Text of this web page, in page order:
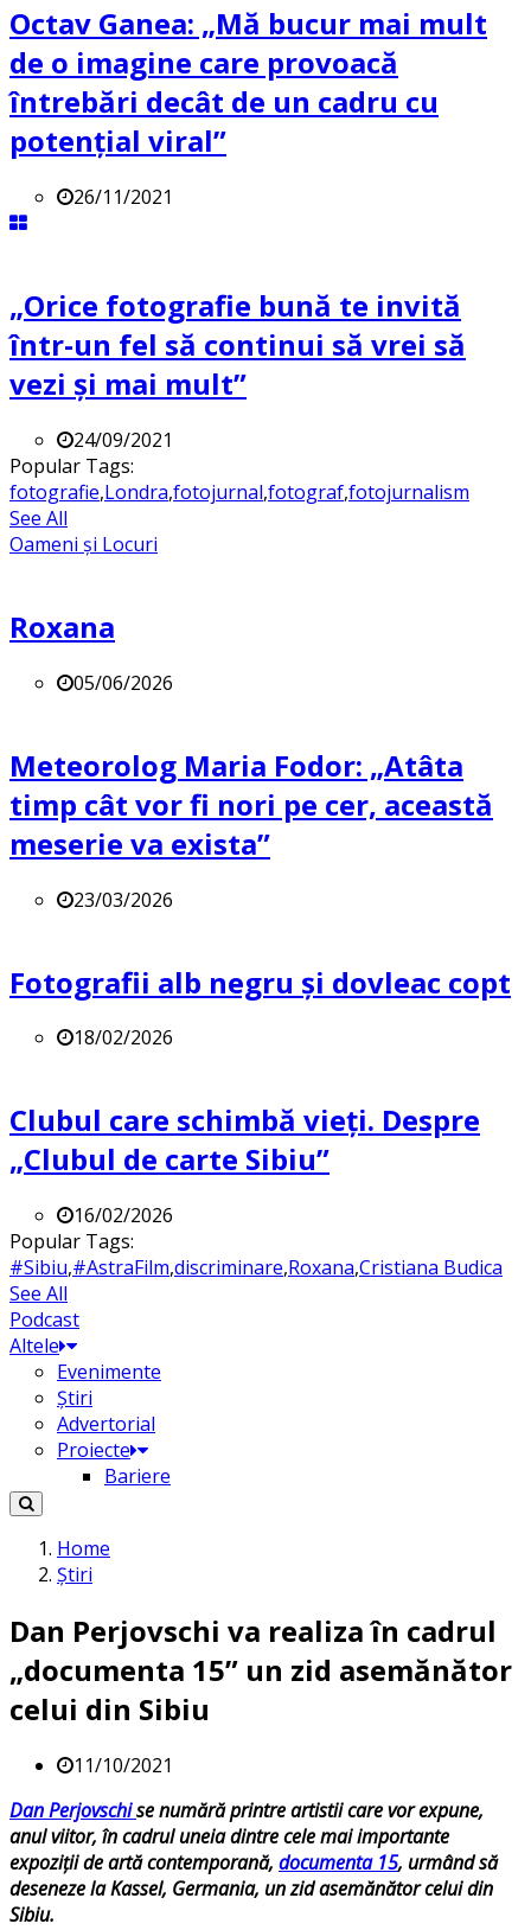
Octav Ganea: „Mă bucur mai mult
de o imagine care provoacă
întrebări decât de un cadru cu
potenţial viral”
26/11/2021
„Orice fotografie bună te invită
într-un fel să continui să vrei să
vezi și mai mult”
24/09/2021
Popular Tags:
fotografie,Londra,fotojurnal,fotograf,fotojurnalism
See All
Oameni și Locuri
Roxana
05/06/2026
Meteorolog Maria Fodor: „Atâta
timp cât vor fi nori pe cer, această
meserie va exista”
23/03/2026
Fotografii alb negru și dovleac copt
18/02/2026
Clubul care schimbă vieți. Despre
„Clubul de carte Sibiu”
16/02/2026
Popular Tags:
#Sibiu,#AstraFilm,discriminare,Roxana,Cristiana Budica
See All
Podcast
Altele
Evenimente
Știri
Advertorial
Proiecte
Bariere
Home
Știri
Dan Perjovschi va realiza în cadrul
„documenta 15” un zid asemănător
celui din Sibiu
11/10/2021
Dan Perjovschise numără printre artistii care vor expune,
anul viitor, în cadrul uneia dintre cele mai importante
expoziții de artă contemporană, documenta 15, urmând să
deseneze la Kassel, Germania, un zid asemănător celui din
Sibiu.